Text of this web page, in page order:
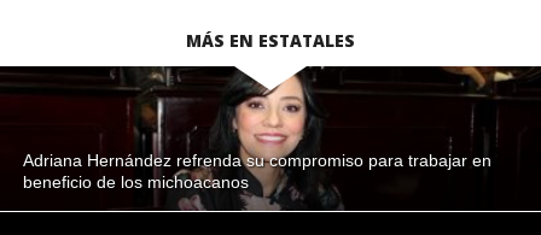
MÁS EN ESTATALES
Adriana Hernández refrenda su compromiso para trabajar en
beneficio de los michoacanos